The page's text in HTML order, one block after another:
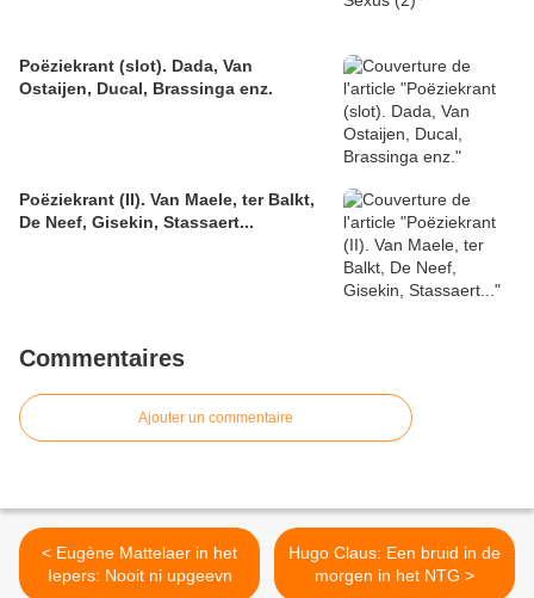
Poëziekrant (slot). Dada, Van
Ostaijen, Ducal, Brassinga enz.
Poëziekrant (II). Van Maele, ter Balkt,
De Neef, Gisekin, Stassaert...
Commentaires
Ajouter un commentaire
< Eugène Mattelaer in het
Iepers: Nooit ni upgeevn
Hugo Claus: Een bruid in de
morgen in het NTG >